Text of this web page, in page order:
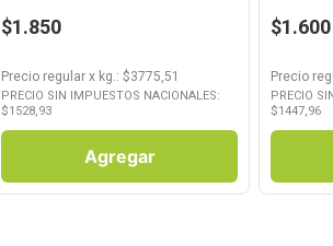
$1.850
Precio regular x kg.: $3775,51
PRECIO SIN IMPUESTOS NACIONALES:
$1528,93
Agregar
$1.600
Precio
PRECIO
$1447,96